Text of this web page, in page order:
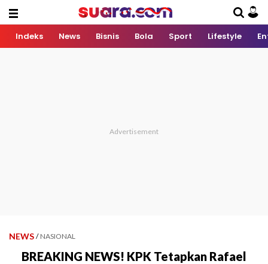
Indeks News Bisnis Bola Sport Lifestyle
NEWS / NASIONAL
BREAKING NEWS! KPK Tetapkan Rafael